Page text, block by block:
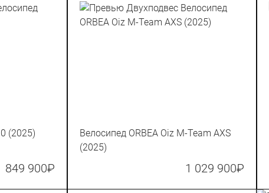
(2025)
849 900₽
Велосипед ORBEA Oiz M-Team AXS
(2025)
1 029 900₽